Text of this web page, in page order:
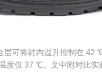
可将鞋内温升控制在 42
仅 37 ℃。文中附对比实